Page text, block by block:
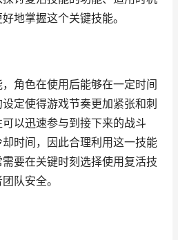
地掌握这个关键技能。
角色在使用后能够在一定时间
定使得游戏节奏更加紧张和刺
以迅速参与到接下来的战斗
时间，因此合理利用这一技能
要在关键时刻选择使用复活技
队安全。